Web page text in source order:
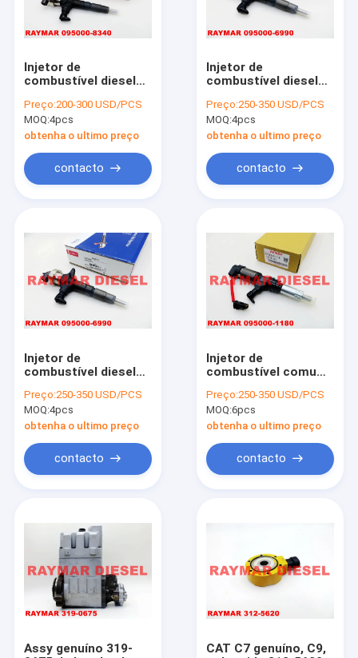
Home
Products
Injetor de
combustível diesel
095000-8340 para
ISUZU 4JJ1 3.0L 8-
97435030-0,
8981066932, 8-
98106693-2
Preço:200-300 USD/PCS
MOQ:4pcs
obtenha o ultimo preço
contacto
Injetor de
combustível diesel
095000-6990,
095000-6991 para
ISUZU 8980116050,
98011605-5,
8980116055
Preço:250-350 USD/PCS
MOQ:4pcs
obtenha o ultimo preço
contacto
Injetor de
combustível diesel
095000-6990,
095000-6991,
095000-6992,
095000-6993 para
ISUZU 8980116050,
8-98011605-0
Preço:250-350 USD/PCS
MOQ:4pcs
obtenha o ultimo preço
contacto
Injetor de
combustível comum
DENSO 095000-1180,
9709500-118 para
MITSUBISHI 6M60T
ME300331
Preço:250-350 USD/PCS
MOQ:6pcs
obtenha o ultimo preço
contacto
Assy genuíno 319-
CAT C7 genuíno, C9,